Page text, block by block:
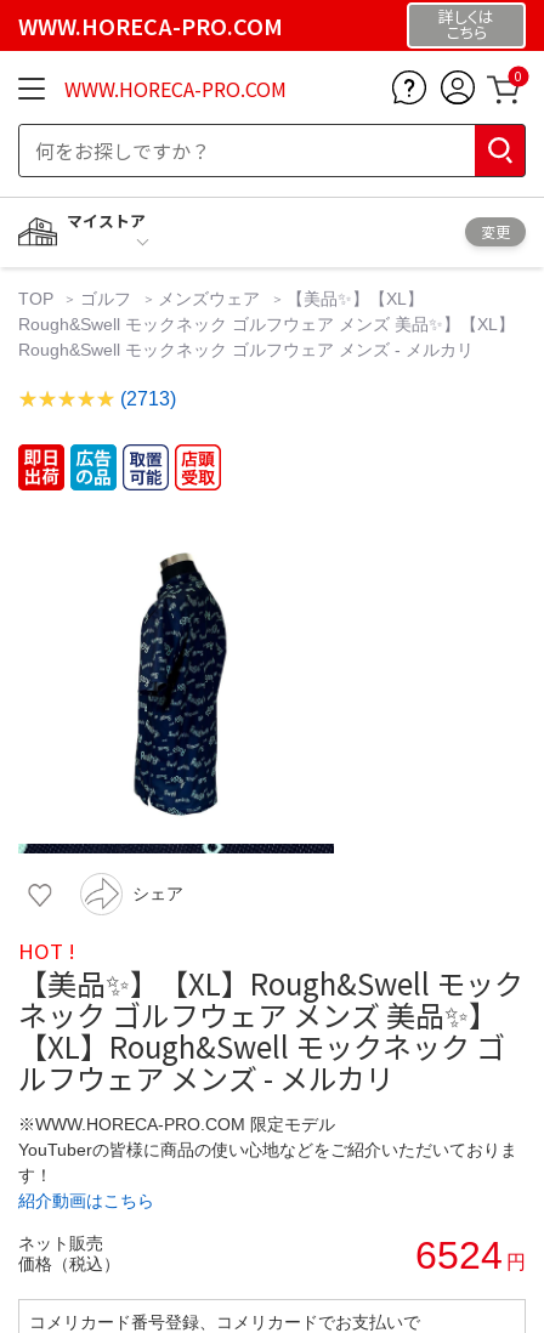
WWW.HORECA-PRO.COM 詳しくは
こちら
WWW.HORECA-PRO.COM 0
マイストア
変更
TOP ゴルフ メンズウェア
【美品✨】【XL】
Rough&Swell モックネック ゴルフウェア メンズ 美品✨】【XL】
Rough&Swell モックネック ゴルフウェア メンズ - メルカリ
(2713)
シェア
HOT !
【美品✨】【XL】Rough&Swell モック
ネック ゴルフウェア メンズ 美品✨】
【XL】Rough&Swell モックネック ゴ
ルフウェア メンズ - メルカリ
※WWW.HORECA-PRO.COM 限定モデル
YouTuberの皆様に商品の使い心地などをご紹介いただいておりま
す！
紹介動画はこちら
ネット販売
価格（税込）
6524 円
コメリカード番号登録、コメリカードでお支払いで